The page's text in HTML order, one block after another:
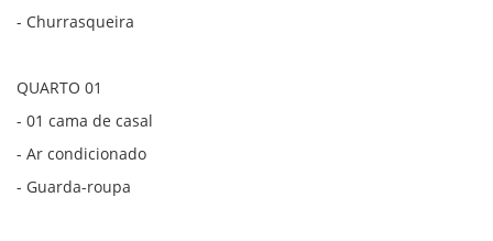
- Churrasqueira
QUARTO 01
- 01 cama de casal
- Ar condicionado
- Guarda-roupa